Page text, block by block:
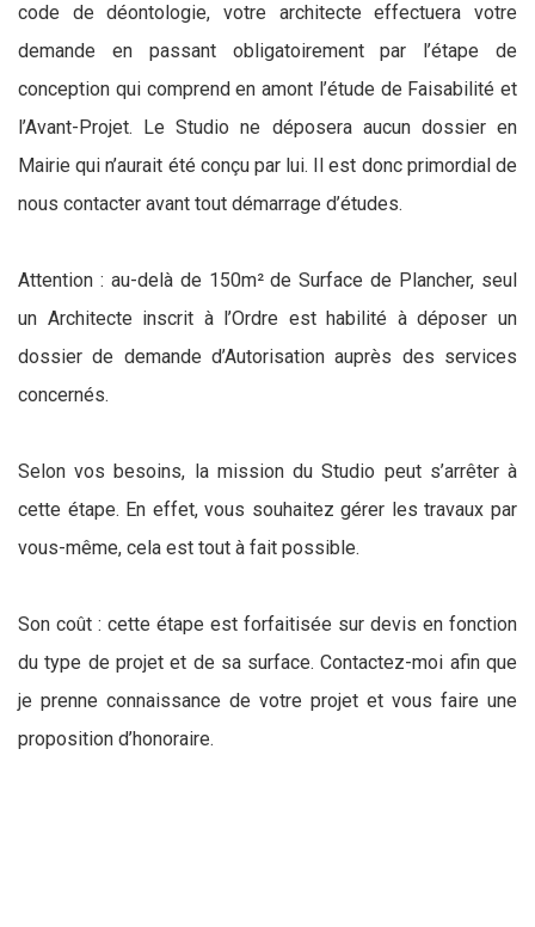
code de déontologie, votre architecte effectuera votre
demande en passant obligatoirement par l’étape de
conception qui comprend en amont l’étude de Faisabilité et
l’Avant-Projet. Le Studio ne déposera aucun dossier en
Mairie qui n’aurait été conçu par lui. Il est donc primordial de
nous contacter avant tout démarrage d’études.
Attention : au-delà de 150m² de Surface de Plancher, seul
un Architecte inscrit à l’Ordre est habilité à déposer un
dossier de demande d’Autorisation auprès des services
concernés.
Selon vos besoins, la mission du Studio peut s’arrêter à
cette étape. En effet, vous souhaitez gérer les travaux par
vous-même, cela est tout à fait possible.
Son coût : cette étape est forfaitisée sur devis en fonction
du type de projet et de sa surface. Contactez-moi afin que
je prenne connaissance de votre projet et vous faire une
proposition d’honoraire.